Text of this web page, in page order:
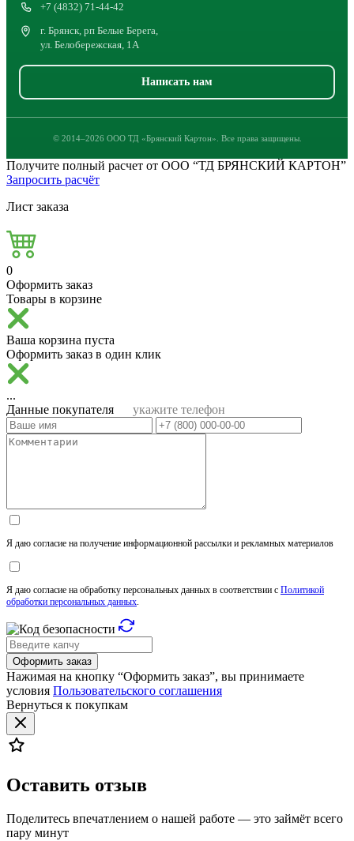
+7 (4832) 71-44-42
г. Брянск, рп Белые Берега,
ул. Белобережская, 1А
Написать нам
© 2014–2026 ООО ТД «Брянский Картон». Все права защищены.
Получите полный расчет от ООО “ТД БРЯНСКИЙ КАРТОН”
Запросить расчёт
Лист заказа
0
Оформить заказ
Товары в корзине
Ваша корзина пуста
Оформить заказ в один клик
...
Данные покупателя
укажите телефон
Я даю согласие на получение информационной рассылки и рекламных материалов
Я даю согласие на обработку персональных данных в соответствии с Политикой
обработки персональных данных.
Оформить заказ
Нажимая на кнопку “Оформить заказ”, вы принимаете
условия Пользовательского соглашения
Вернуться к покупкам
Оставить отзыв
Поделитесь впечатлением о нашей работе — это займёт всего
пару минут